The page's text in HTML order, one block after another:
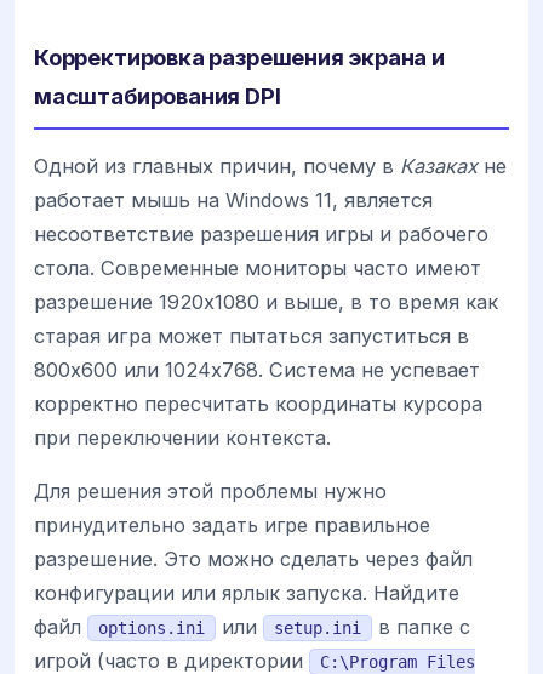
Корректировка разрешения экрана и
масштабирования DPI
Одной из главных причин, почему в Казакахне
работает мышь на Windows 11, является
несоответствие разрешения игры и рабочего
стола. Современные мониторы часто имеют
разрешение 1920x1080 и выше, в то время как
старая игра может пытаться запуститься в
800x600 или 1024x768. Система не успевает
корректно пересчитать координаты курсора
при переключении контекста.
Для решения этой проблемы нужно
принудительно задать игре правильное
разрешение. Это можно сделать через файл
конфигурации или ярлык запуска. Найдите
файл
options.ini или setup.ini
в папке с
игрой (часто в директории
C:\Program Files